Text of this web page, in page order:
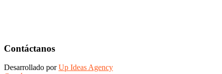
Contáctanos
Desarrollado porUp Ideas Agency